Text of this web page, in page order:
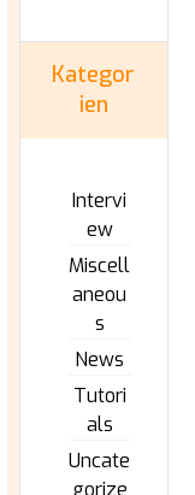
Kategor
ien
Intervi
ew
Miscell
aneou
s
News
Tutori
als
Uncate
gorize